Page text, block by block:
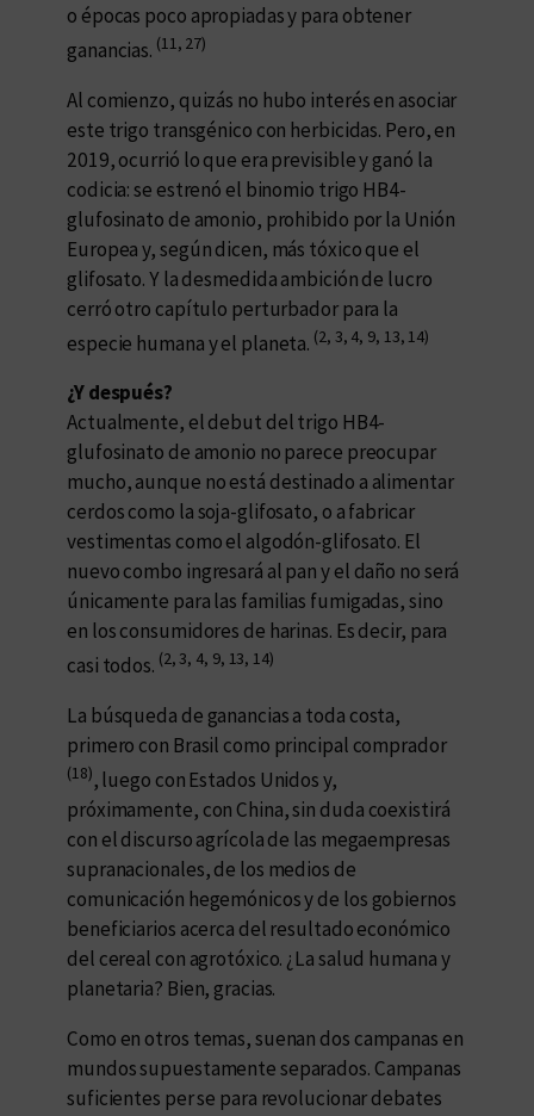
o épocas poco apropiadas y para obtener
ganancias. (11, 27)
Al comienzo, quizás no hubo interés en asociar
este trigo transgénico con herbicidas. Pero, en
2019, ocurrió lo que era previsible y ganó la
codicia: se estrenó el binomio trigo HB4-
glufosinato de amonio, prohibido por la Unión
Europea y, según dicen, más tóxico que el
glifosato. Y la desmedida ambición de lucro
cerró otro capítulo perturbador para la
especie humana y el planeta. (2, 3, 4, 9, 13, 14)
¿Y después?
Actualmente, el debut del trigo HB4-
glufosinato de amonio no parece preocupar
mucho, aunque no está destinado a alimentar
cerdos como la soja-glifosato, o a fabricar
vestimentas como el algodón-glifosato. El
nuevo combo ingresará al pan y el daño no será
únicamente para las familias fumigadas, sino
en los consumidores de harinas. Es decir, para
casi todos. (2, 3, 4, 9, 13, 14)
La búsqueda de ganancias a toda costa,
primero con Brasil como principal comprador
(18), luego con Estados Unidos y,
próximamente, con China, sin duda coexistirá
con el discurso agrícola de las megaempresas
supranacionales, de los medios de
comunicación hegemónicos y de los gobiernos
beneficiarios acerca del resultado económico
del cereal con agrotóxico. ¿La salud humana y
planetaria? Bien, gracias.
Como en otros temas, suenan dos campanas en
mundos supuestamente separados. Campanas
suficientes per se para revolucionar debates